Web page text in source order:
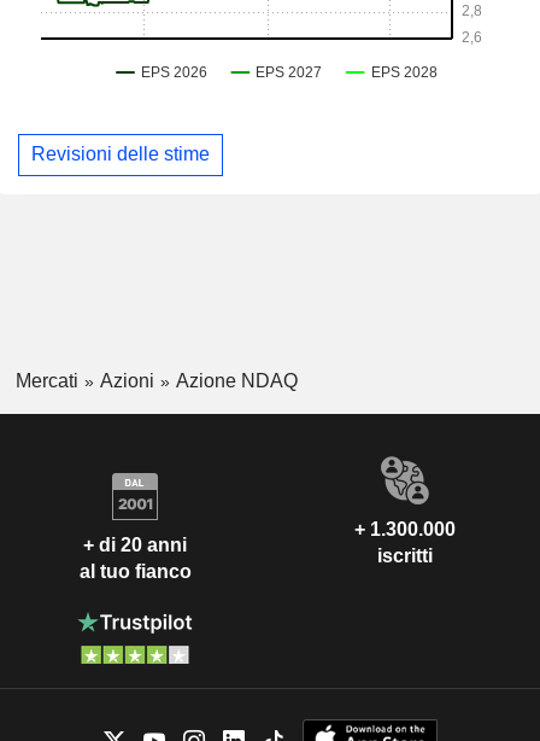
Revisioni delle stime
Mercati Azioni Azione NDAQ
+ di 20 anni
al tuo fianco
+ 1.300.000
iscritti